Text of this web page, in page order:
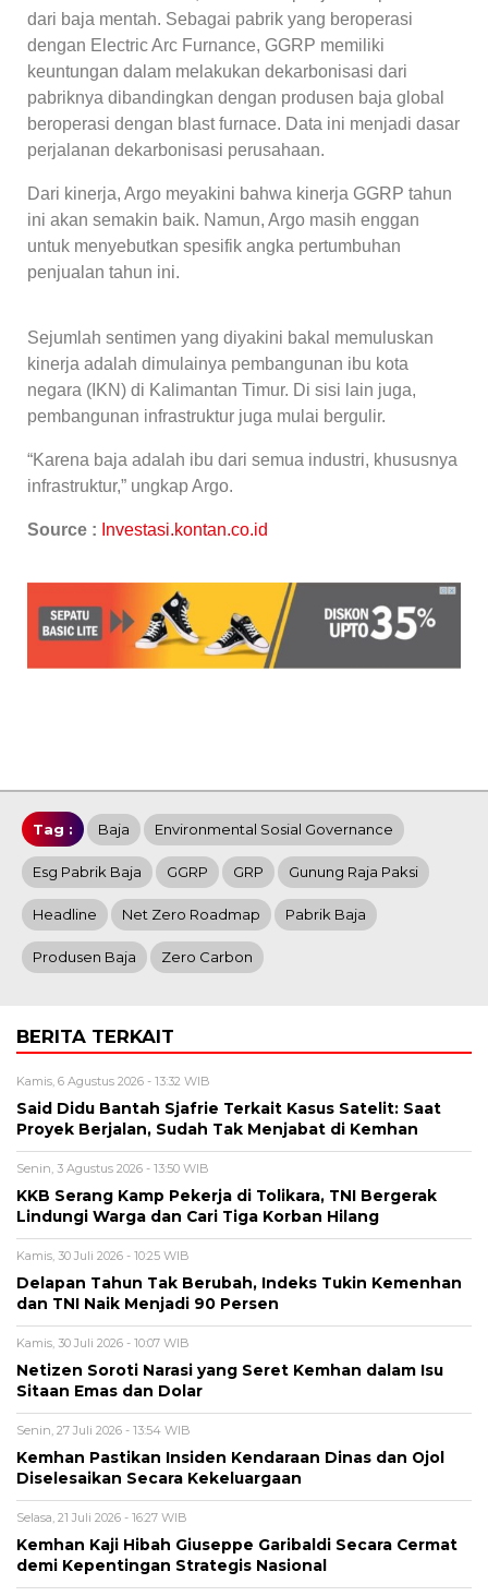
dari baja mentah. Sebagai pabrik yang beroperasi
dengan Electric Arc Furnance, GGRP memiliki
keuntungan dalam melakukan dekarbonisasi dari
pabriknya dibandingkan dengan produsen baja global
beroperasi dengan blast furnace. Data ini menjadi dasar
perjalanan dekarbonisasi perusahaan.
Dari kinerja, Argo meyakini bahwa kinerja GGRP tahun
ini akan semakin baik. Namun, Argo masih enggan
untuk menyebutkan spesifik angka pertumbuhan
penjualan tahun ini.
Sejumlah sentimen yang diyakini bakal memuluskan
kinerja adalah dimulainya pembangunan ibu kota
negara (IKN) di Kalimantan Timur. Di sisi lain juga,
pembangunan infrastruktur juga mulai bergulir.
“Karena baja adalah ibu dari semua industri, khususnya
infrastruktur,” ungkap Argo.
Source : Investasi.kontan.co.id
Tag : Baja Environmental Sosial Governance
Esg Pabrik Baja GGRP GRP Gunung Raja Paksi
Headline Net Zero Roadmap Pabrik Baja
Produsen Baja Zero Carbon
BERITA TERKAIT
Kamis, 6 Agustus 2026 - 13:32 WIB
Said Didu Bantah Sjafrie Terkait Kasus Satelit: Saat
Proyek Berjalan, Sudah Tak Menjabat di Kemhan
Senin, 3 Agustus 2026 - 13:50 WIB
KKB Serang Kamp Pekerja di Tolikara, TNI Bergerak
Lindungi Warga dan Cari Tiga Korban Hilang
Kamis, 30 Juli 2026 - 10:25 WIB
Delapan Tahun Tak Berubah, Indeks Tukin Kemenhan
dan TNI Naik Menjadi 90 Persen
Kamis, 30 Juli 2026 - 10:07 WIB
Netizen Soroti Narasi yang Seret Kemhan dalam Isu
Sitaan Emas dan Dolar
Senin, 27 Juli 2026 - 13:54 WIB
Kemhan Pastikan Insiden Kendaraan Dinas dan Ojol
Diselesaikan Secara Kekeluargaan
Selasa, 21 Juli 2026 - 16:27 WIB
Kemhan Kaji Hibah Giuseppe Garibaldi Secara Cermat
demi Kepentingan Strategis Nasional